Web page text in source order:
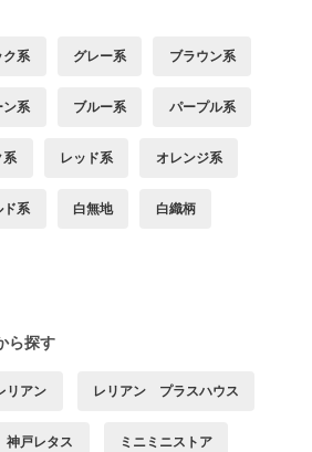
ク系 グレー系 ブラウン系
ン系 ブルー系 パープル系
系 レッド系 オレンジ系
ド系 白無地 白織柄
ら探す
リアン レリアン プラスハウス
神戸レタス ミニミニストア